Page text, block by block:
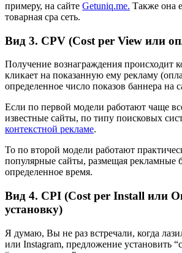
примеру, на сайте Getuniq.me. Также она
товарная сра сеть.
Вид 3. CPV (Cost per View или
Получение вознаграждения происходит
кликает на показанную ему рекламу
определенное число показов баннера на
Если по первой модели работают чаще
известные сайты, по типу поисковых
контекстной рекламе.
То по второй модели работают
популярные сайты, размещая рекламные
определенное время.
Вид 4. CPI (Cost per Install или
установку)
Я думаю, Вы не раз встречали, когда
или Instagram, предложение установить